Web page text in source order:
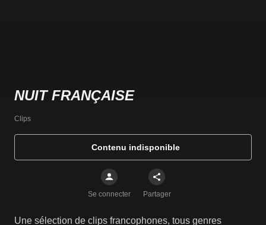
NUIT FRANÇAISE
Clips
Contenu indisponible
Se connecter Partager
Une sélection de clips francophones, tous genres